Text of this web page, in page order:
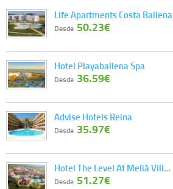
Life Apartments Costa Ballena
Desde 50.23€
Hotel Playaballena Spa
Desde 36.59€
Advise Hotels Reina
Desde 35.97€
Hotel The Level At Meliá Vill…
Desde 51.27€